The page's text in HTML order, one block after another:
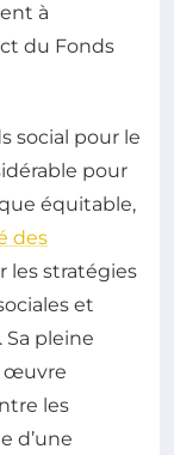
à
du Fonds
social pour le
pour
équitable,
des
les stratégies
et
pleine
œuvre
les
d’une